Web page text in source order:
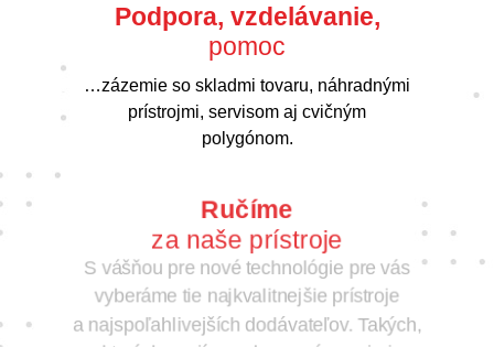
Podpora, vzdelávanie,
pomoc
…zázemie so skladmi tovaru, náhradnými
prístrojmi, servisom aj cvičným
polygónom.
Ručíme
za naše prístroje
S vášňou pre nové technológie pre vás
vyberáme tie najkvalitnejšie prístroje
a najspoľahlivejších dodávateľov. Takých,